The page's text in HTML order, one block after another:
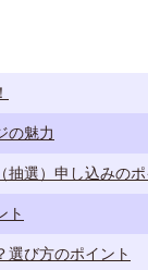
の魅力
抽選）申し込みのポ
ト
選び方のポイント